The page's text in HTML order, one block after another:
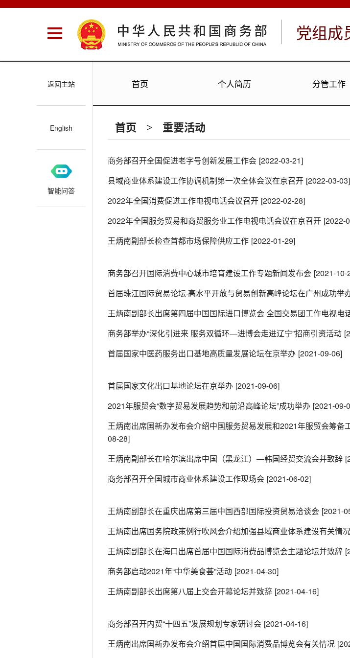
党组成
首页 个人简历 分管工作
首页 > 重要活动
商务部召开全国促进老字号创新发展工作会 [2022-03-21]
县域商业体系建设工作协调机制第一次全体会议在京召开 [2022-03-03]
2022年全国消费促进工作电视电话会议召开 [2022-02-28]
2022年全国服务贸易和商贸服务业工作电视电话会议在京召开 [2022-
王炳南副部长检查首都市场保障供应工作 [2022-01-29]
商务部召开国际消费中心城市培育建设工作专题新闻发布会 [2021-10-
首届珠江国际贸易论坛·高水平开放与贸易创新高峰论坛在广州成功举
王炳南副部长出席第四届中国国际进口博览会 全国交易团工作电视电
商务部举办“深化引进来 服务双循环—进博会走进辽宁”招商引资活动
首届国家中医药服务出口基地高质量发展论坛在京举办 [2021-09-06]
首届国家文化出口基地论坛在京举办 [2021-09-06]
2021年服贸会“数字贸易发展趋势和前沿高峰论坛”成功举办 [2021-09-
王炳南出席国新办发布会介绍中国服务贸易发展和2021年服贸会筹备
08-28]
王炳南副部长在哈尔滨出席中国（黑龙江）—韩国经贸交流会并致辞
商务部召开全国城市商业体系建设工作现场会 [2021-06-02]
王炳南副部长在重庆出席第三届中国西部国际投资贸易洽谈会 [2021-
王炳南出席国务院政策例行吹风会介绍加强县域商业体系建设有关情况
王炳南副部长在海口出席首届中国国际消费品博览会主题论坛并致辞
商务部启动2021年“中华美食荟”活动 [2021-04-30]
王炳南副部长出席第八届上交会开幕论坛并致辞 [2021-04-16]
商务部召开内贸“十四五”发展规划专家研讨会 [2021-04-16]
王炳南出席国新办发布会介绍首届中国国际消费品博览会有关情况
返回主站
English
智能问答